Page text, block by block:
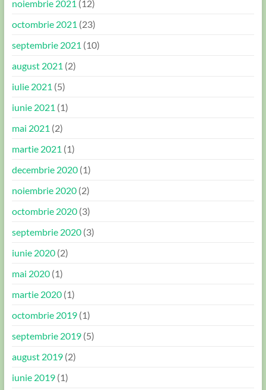
noiembrie 2021 (12)
octombrie 2021 (23)
septembrie 2021 (10)
august 2021 (2)
iulie 2021 (5)
iunie 2021 (1)
mai 2021 (2)
martie 2021 (1)
decembrie 2020(1)
noiembrie 2020(2)
octombrie 2020(3)
septembrie 2020(3)
iunie 2020(2)
mai 2020(1)
martie 2020(1)
octombrie 2019(1)
septembrie 2019(5)
august 2019(2)
iunie 2019(1)